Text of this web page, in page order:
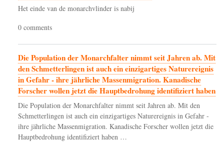
Het einde van de monarchvlinder is nabij
0 comments
Die Population der Monarchfalter nimmt seit Jahren ab. Mit
den Schmetterlingen ist auch ein einzigartiges Naturereignis
in Gefahr - ihre jährliche Massenmigration. Kanadische
Forscher wollen jetzt die Hauptbedrohung identifiziert haben
Die Population der Monarchfalter nimmt seit Jahren ab. Mit den
Schmetterlingen ist auch ein einzigartiges Naturereignis in Gefahr -
ihre jährliche Massenmigration. Kanadische Forscher wollen jetzt die
Hauptbedrohung identifiziert haben …